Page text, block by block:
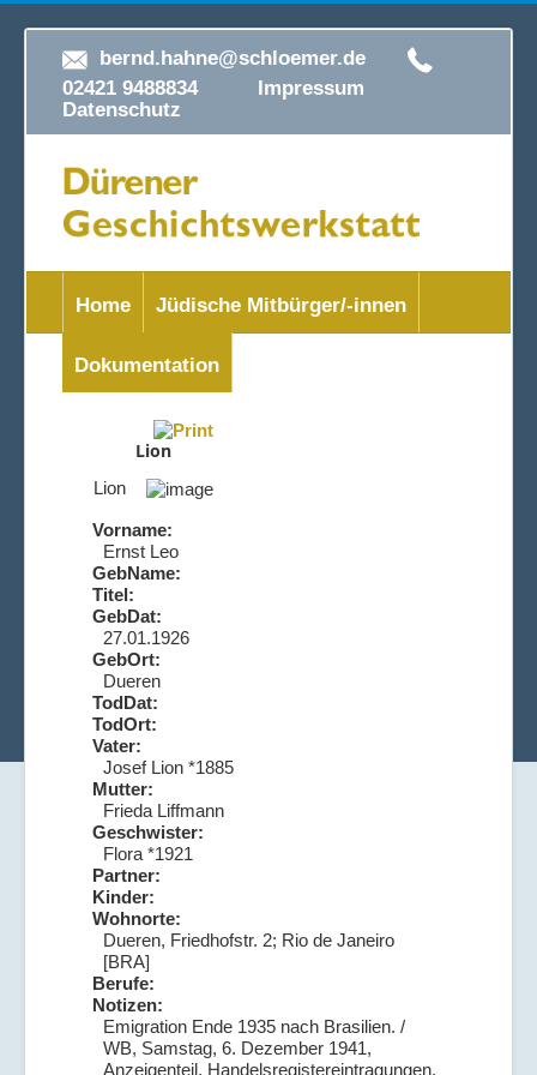
bernd.hahne@schloemer.de
02421 9488834 Impressum
Datenschutz
Home Jüdische Mitbürger/-innen
Dokumentation
Lion
Lion
Vorname:
Ernst Leo
GebName:
Titel:
GebDat:
27.01.1926
GebOrt:
Dueren
TodDat:
TodOrt:
Vater:
Josef Lion *1885
Mutter:
Frieda Liffmann
Geschwister:
Flora *1921
Partner:
Kinder:
Wohnorte:
Dueren, Friedhofstr. 2; Rio de Janeiro
[BRA]
Berufe:
Notizen:
Emigration Ende 1935 nach Brasilien. /
WB, Samstag, 6. Dezember 1941,
Anzeigenteil, Handelsregistereintragungen,